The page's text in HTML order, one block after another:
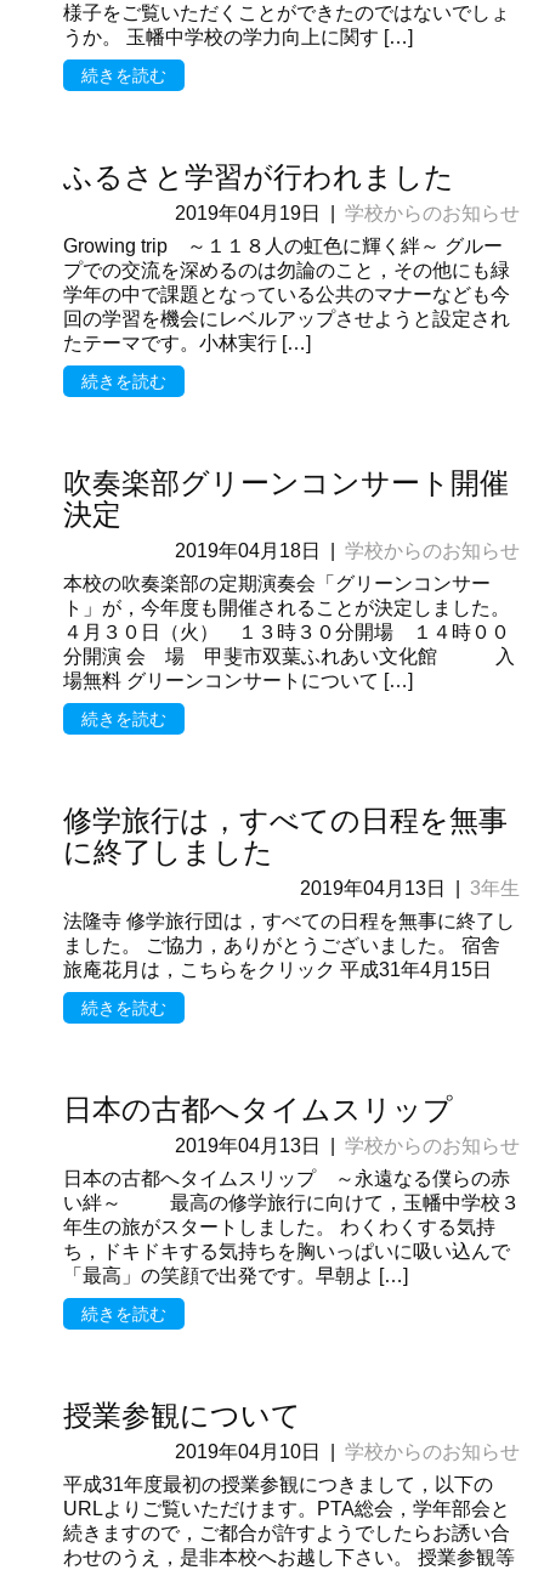
様子をご覧いただくことができたのではないでしょ
うか。 玉幡中学校の学力向上に関す […]
続きを読む
ふるさと学習が行われました
2019年04月19日
学校からのお知らせ
Growing trip ～１１８人の虹色に輝く絆～ グルー
プでの交流を深めるのは勿論のこと，その他にも緑
学年の中で課題となっている公共のマナーなども今
回の学習を機会にレベルアップさせようと設定され
たテーマです。小林実行 […]
続きを読む
吹奏楽部グリーンコンサート開催
決定
2019年04月18日
学校からのお知らせ
本校の吹奏楽部の定期演奏会「グリーンコンサー
ト」が，今年度も開催されることが決定しました。
４月３０日（火） １３時３０分開場 １４時００
分開演 会 場 甲斐市双葉ふれあい文化館 入
場無料 グリーンコンサートについて […]
続きを読む
修学旅行は，すべての日程を無事
に終了しました
2019年04月13日
3年生
法隆寺 修学旅行団は，すべての日程を無事に終了し
ました。 ご協力，ありがとうございました。 宿舎
旅庵花月は，こちらをクリック 平成31年4月15日
続きを読む
日本の古都へタイムスリップ
2019年04月13日
学校からのお知らせ
日本の古都へタイムスリップ ～永遠なる僕らの赤
い絆～ 最高の修学旅行に向けて，玉幡中学校３
年生の旅がスタートしました。 わくわくする気持
ち，ドキドキする気持ちを胸いっぱいに吸い込んで
「最高」の笑顔で出発です。早朝よ […]
続きを読む
授業参観について
2019年04月10日
学校からのお知らせ
平成31年度最初の授業参観につきまして，以下の
URLよりご覧いただけます。PTA総会，学年部会と
続きますので，ご都合が許すようでしたらお誘い合
わせのうえ，是非本校へお越し下さい。 授業参観等